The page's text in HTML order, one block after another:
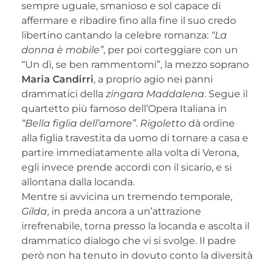
sempre uguale, smanioso e sol capace di
affermare e ribadire fino alla fine il suo credo
libertino cantando la celebre romanza: “La
donna è mobile”, per poi corteggiare con un
“Un dì, se ben rammentomi”, la mezzo soprano
Maria Candirri, a proprio agio nei panni
drammatici della zingara Maddalena. Segue il
quartetto più famoso dell’Opera Italiana in
“Bella figlia dell’amore”. Rigoletto dà ordine
alla figlia travestita da uomo di tornare a casa e
partire immediatamente alla volta di Verona,
egli invece prende accordi con il sicario, e si
allontana dalla locanda.
Mentre si avvicina un tremendo temporale,
Gilda, in preda ancora a un’attrazione
irrefrenabile, torna presso la locanda e ascolta il
drammatico dialogo che vi si svolge. Il padre
però non ha tenuto in dovuto conto la diversità